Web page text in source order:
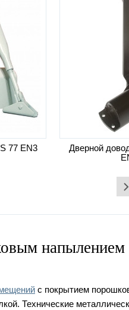
77 EN3
Дверной
с покрытием
Технические